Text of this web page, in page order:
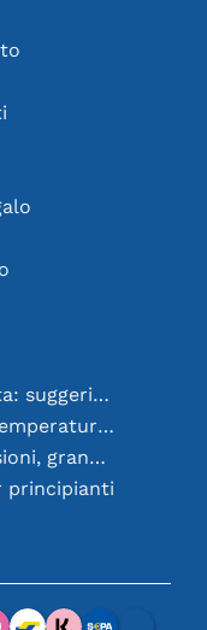
Saldare come un professionista: suggerimenti per connessioni elettroniche perfette
Scegliere il giusto sensore di temperatura [youtube]
Batterie 18650: piccole dimensioni, grandi prestazioni
principianti